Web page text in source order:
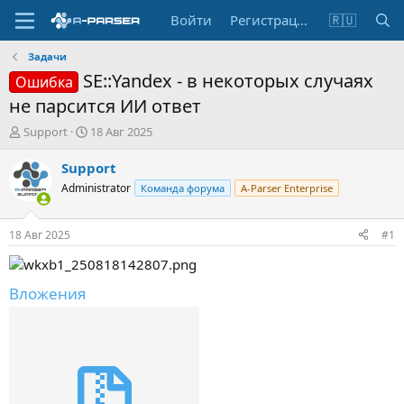
Войти Регистрация 🇷🇺
Задачи
Ошибка SE::Yandex - в некоторых случаях
не парсится ИИ ответ
А
т
о
р
т
е
м
ы
Support
Д
т
а
н
а
л
18 Авг 2025
Support
Administrator Команда форума A-Parser Enterprise
18 Авг 2025 #1
Вложения